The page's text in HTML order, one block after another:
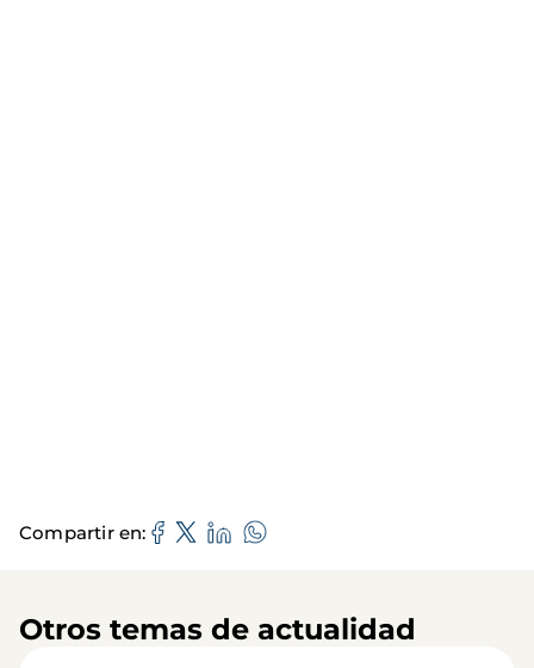
Compartir en
Otros temas de actualidad